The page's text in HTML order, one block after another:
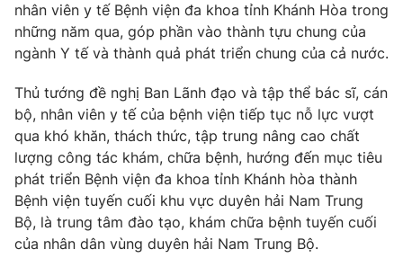
nhân viên y tế Bệnh viện đa khoa tỉnh Khánh Hòa trong
những năm qua, góp phần vào thành tựu chung của
ngành Y tế và thành quả phát triển chung của cả nước.
Thủ tướng đề nghị Ban Lãnh đạo và tập thể bác sĩ, cán
bộ, nhân viên y tế của bệnh viện tiếp tục nỗ lực vượt
qua khó khăn, thách thức, tập trung nâng cao chất
lượng công tác khám, chữa bệnh, hướng đến mục tiêu
phát triển Bệnh viện đa khoa tỉnh Khánh hòa thành
Bệnh viện tuyến cuối khu vực duyên hải Nam Trung
Bộ, là trung tâm đào tạo, khám chữa bệnh tuyến cuối
của nhân dân vùng duyên hải Nam Trung Bộ.